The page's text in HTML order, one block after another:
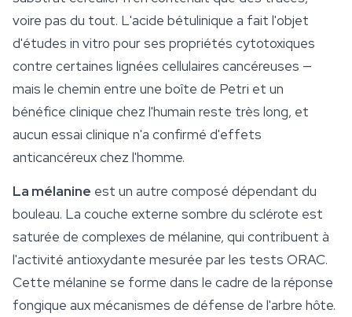
voire pas du tout. L'acide bétulinique a fait l'objet
d'études in vitro pour ses propriétés cytotoxiques
contre certaines lignées cellulaires cancéreuses —
mais le chemin entre une boîte de Petri et un
bénéfice clinique chez l'humain reste très long, et
aucun essai clinique n'a confirmé d'effets
anticancéreux chez l'homme.
La mélanine est un autre composé dépendant du
bouleau. La couche externe sombre du sclérote est
saturée de complexes de mélanine, qui contribuent à
l'activité antioxydante mesurée par les tests ORAC.
Cette mélanine se forme dans le cadre de la réponse
fongique aux mécanismes de défense de l'arbre hôte.